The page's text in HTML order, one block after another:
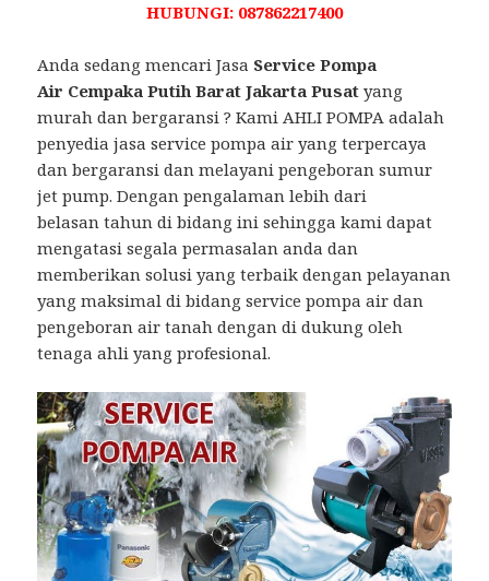
HUBUNGI: 087862217400
Anda sedang mencari Jasa Service Pompa
Air Cempaka Putih Barat Jakarta Pusat yang
murah dan bergaransi ? Kami AHLI POMPA adalah
penyedia jasa service pompa air yang terpercaya
dan bergaransi dan melayani pengeboran sumur
jet pump. Dengan pengalaman lebih dari
belasan tahun di bidang ini sehingga kami dapat
mengatasi segala permasalan anda dan
memberikan solusi yang terbaik dengan pelayanan
yang maksimal di bidang service pompa air dan
pengeboran air tanah dengan di dukung oleh
tenaga ahli yang profesional.